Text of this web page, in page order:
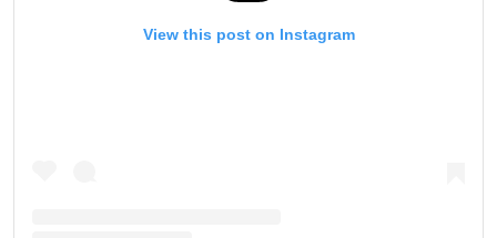
View this post on Instagram